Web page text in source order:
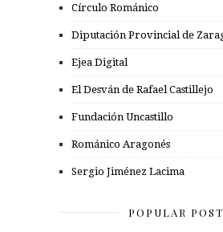
Círculo Románico
Diputación Provincial de
Ejea Digital
El Desván de Rafael Castillejo
Fundación Uncastillo
Románico Aragonés
Sergio Jiménez Lacima
POPULAR